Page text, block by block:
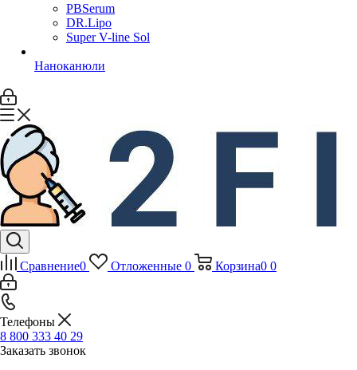
PBSerum
DR.Lipo
Super V-line Sol
Наноканюли
Сравнение0 Отложенные 0 Корзина0 0
Телефоны
8 800 333 40 29
Заказать звонок